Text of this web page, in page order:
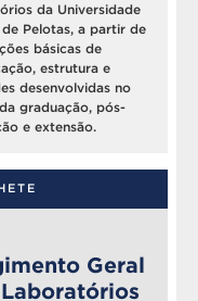
da Universidade
de Pelotas, a partir de
básicas de
estrutura e
desenvolvidas no
graduação, pós-
e extensão.
Geral